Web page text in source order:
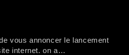
vous annoncer le lancement
internet. on a…